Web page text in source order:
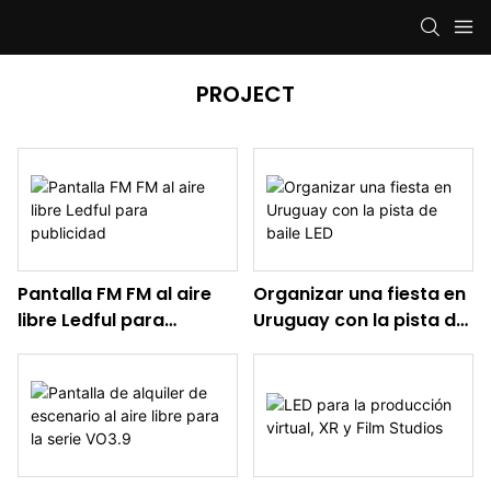
PROJECT
Pantalla FM FM al aire
libre Ledful para
Organizar una fiesta en
Uruguay con la pista de